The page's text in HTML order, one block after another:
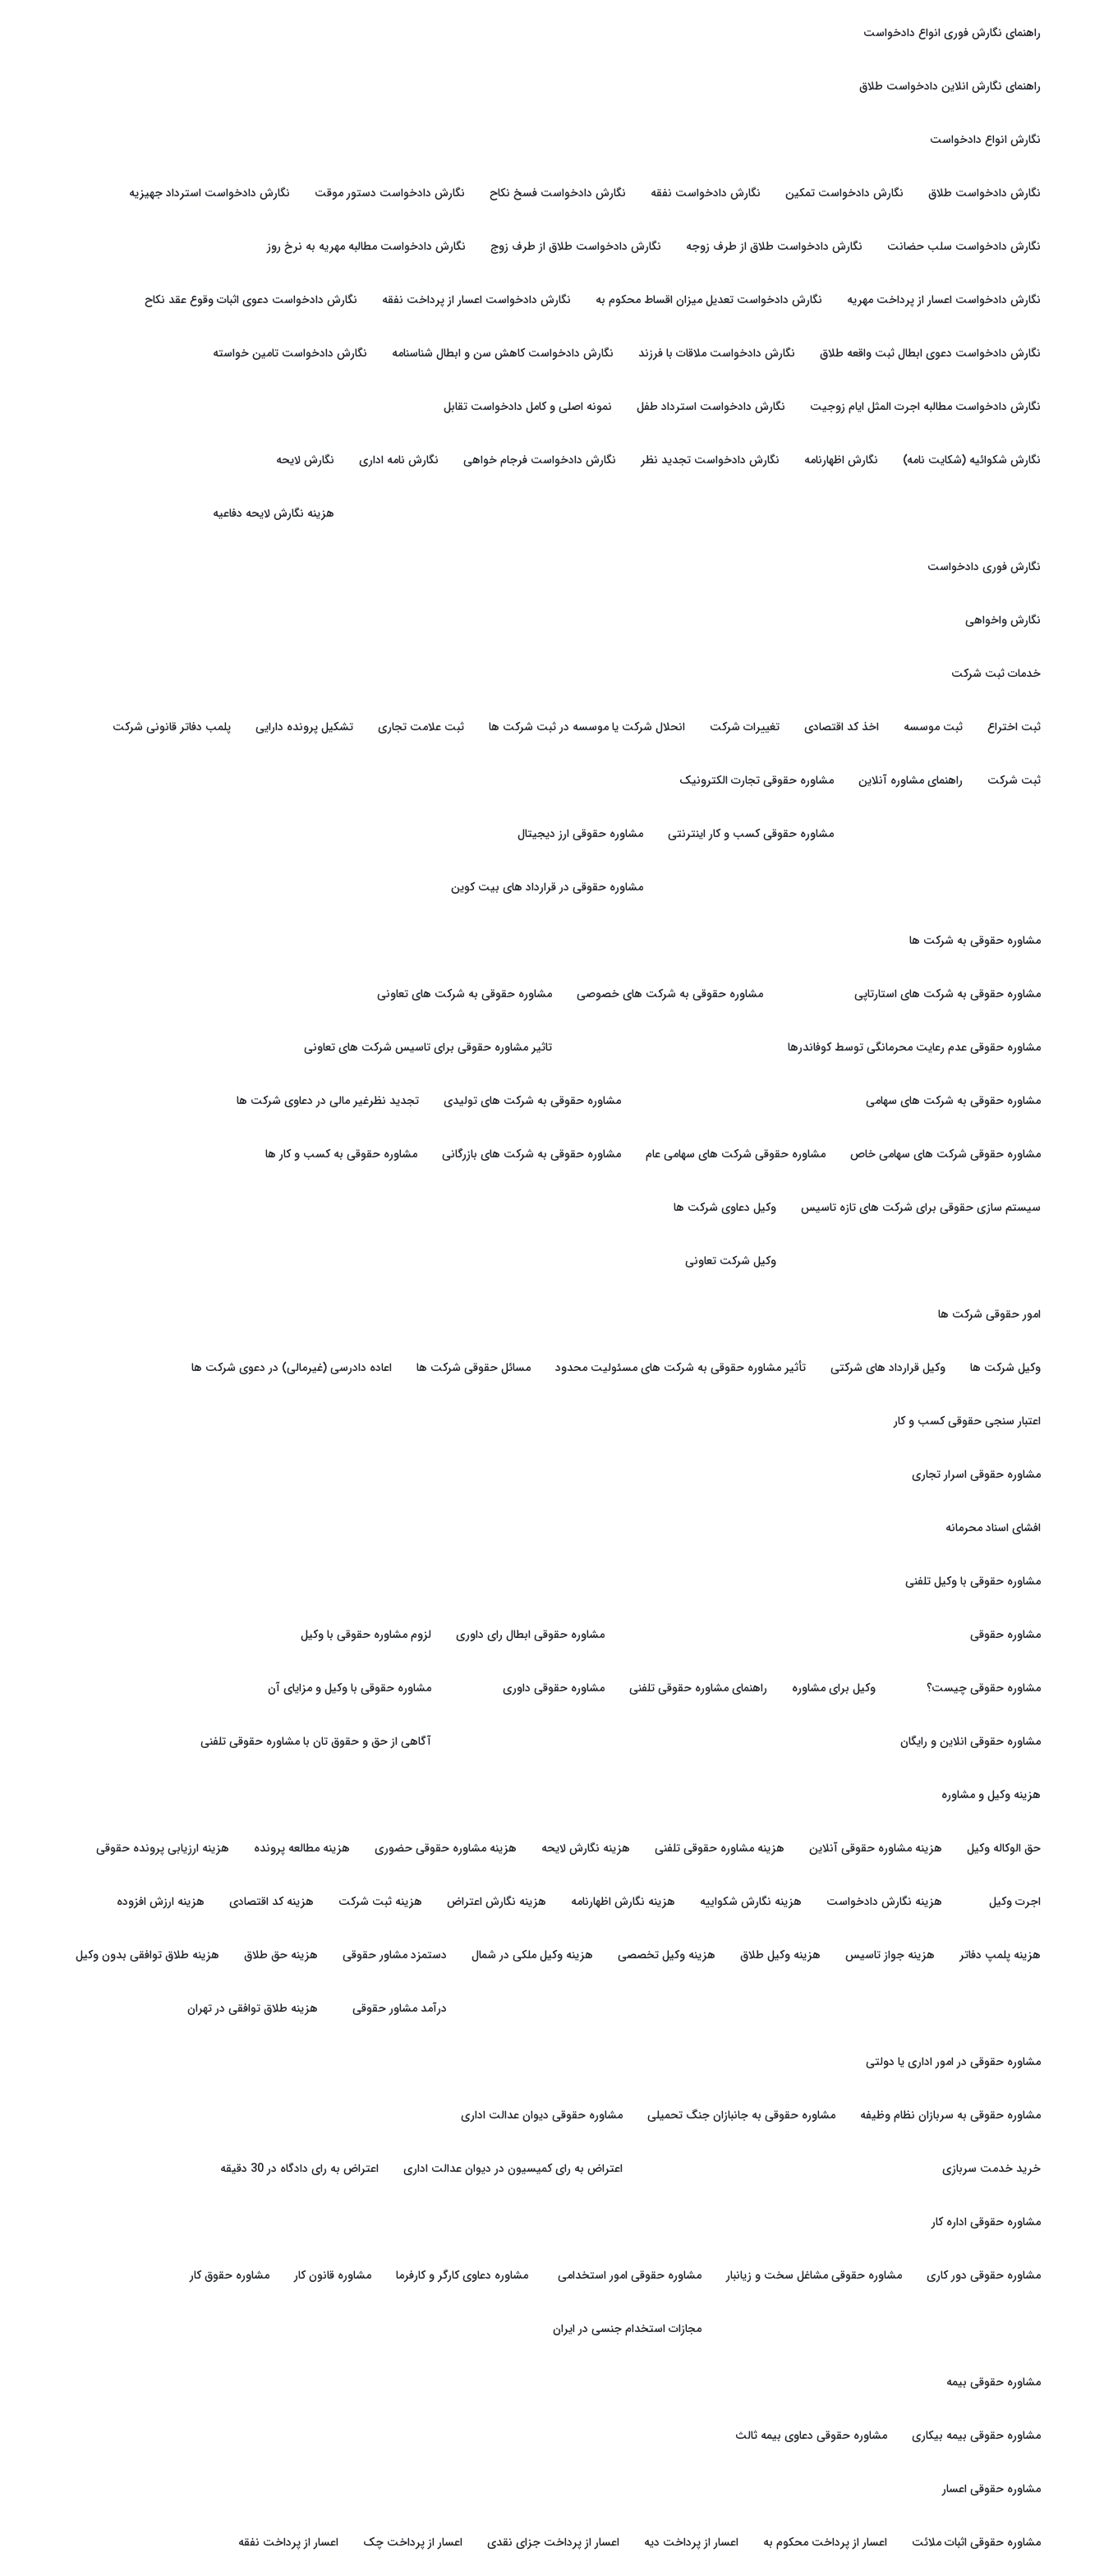
راهنمای نگارش فوری انواع دادخواست
راهنمای نگارش انلاین دادخواست طلاق
نگارش انواع دادخواست
نگارش دادخواست طلاق نگارش دادخواست تمکین نگارش دادخواست نفقه نگارش دادخواست فسخ نکاح نگارش دادخواست دستور موقت نگارش دادخواست استرداد جهیزیه
نگارش دادخواست سلب حضانت نگارش دادخواست طلاق از طرف زوجه نگارش دادخواست طلاق از طرف زوج نگارش دادخواست مطالبه مهریه به نرخ روز
نگارش دادخواست اعسار از پرداخت مهریه نگارش دادخواست تعدیل میزان اقساط محکوم به نگارش دادخواست اعسار از پرداخت نفقه نگارش دادخواست دعوی اثبات وقوع عقد نکاح
نگارش دادخواست دعوی ابطال ثبت واقعه طلاق نگارش دادخواست ملاقات با فرزند نگارش دادخواست کاهش سن و ابطال شناسنامه نگارش دادخواست تامین خواسته
نگارش دادخواست مطالبه اجرت المثل ایام زوجیت نگارش دادخواست استرداد طفل نمونه اصلی و کامل دادخواست تقابل
نگارش شکوائیه (شکایت نامه) نگارش اظهارنامه نگارش دادخواست تجدید نظر نگارش دادخواست فرجام خواهی نگارش نامه اداری نگارش لایحه
هزینه نگارش لایحه دفاعیه
نگارش فوری دادخواست
نگارش واخواهی
خدمات ثبت شرکت
ثبت اختراع
ثبت شرکت
ثبت موسسه اخذ کد اقتصادی تغییرات شرکت انحلال شرکت یا موسسه در ثبت شرکت ها ثبت علامت تجاری تشکیل پرونده دارایی پلمب دفاتر قانونی شرکت
راهنمای مشاوره آنلاین مشاوره حقوقی تجارت الکترونیک
مشاوره حقوقی کسب و کار اینترنتی مشاوره حقوقی ارز دیجیتال
مشاوره حقوقی در قرارداد های بیت کوین
مشاوره حقوقی به شرکت ها
مشاوره حقوقی به شرکت های استارتاپی
مشاوره حقوقی عدم رعایت محرمانگی توسط کوفاندرها
مشاوره حقوقی به شرکت های خصوصی مشاوره حقوقی به شرکت های تعاونی
تاثیر مشاوره حقوقی برای تاسیس شرکت های تعاونی
مشاوره حقوقی به شرکت های سهامی
مشاوره حقوقی شرکت های سهامی خاص مشاوره حقوقی شرکت های سهامی عام
مشاوره حقوقی به شرکت های تولیدی تجدید نظرغیر مالی در دعاوی شرکت ها
مشاوره حقوقی به شرکت های بازرگانی مشاوره حقوقی به کسب و کار ها
سیستم سازی حقوقی برای شرکت های تازه تاسیس وکیل دعاوی شرکت ها
وکیل شرکت تعاونی
امور حقوقی شرکت ها
وکیل شرکت ها وکیل قرارداد های شرکتی تأثیر مشاوره حقوقی به شرکت های مسئولیت محدود مسائل حقوقی شرکت ها اعاده دادرسی (غیرمالی) در دعوی شرکت ها
اعتبار سنجی حقوقی کسب و کار
مشاوره حقوقی اسرار تجاری
افشای اسناد محرمانه
مشاوره حقوقی با وکیل تلفنی
مشاوره حقوقی
مشاوره حقوقی چیست؟
مشاوره حقوقی انلاین و رایگان
وکیل برای مشاوره راهنمای مشاوره حقوقی تلفنی
مشاوره حقوقی ابطال رای داوری
مشاوره حقوقی داوری
لزوم مشاوره حقوقی با وکیل
مشاوره حقوقی با وکیل و مزایای آن
آگاهی از حق و حقوق تان با مشاوره حقوقی تلفنی
هزینه وکیل و مشاوره
حق الوکاله وکیل
اجرت وکیل
هزینه مشاوره حقوقی آنلاین هزینه مشاوره حقوقی تلفنی هزینه نگارش لایحه هزینه مشاوره حقوقی حضوری هزینه مطالعه پرونده هزینه ارزیابی پرونده حقوقی
هزینه نگارش دادخواست هزینه نگارش شکواییه هزینه نگارش اظهارنامه هزینه نگارش اعتراض هزینه ثبت شرکت هزینه کد اقتصادی هزینه ارزش افزوده
هزینه پلمپ دفاتر هزینه جواز تاسیس هزینه وکیل طلاق هزینه وکیل تخصصی هزینه وکیل ملکی در شمال دستمزد مشاور حقوقی
درآمد مشاور حقوقی
هزینه حق طلاق هزینه طلاق توافقی بدون وکیل
هزینه طلاق توافقی در تهران
مشاوره حقوقی در امور اداری یا دولتی
مشاوره حقوقی به سربازان نظام وظیفه
خرید خدمت سربازی
مشاوره حقوقی به جانبازان جنگ تحمیلی مشاوره حقوقی دیوان عدالت اداری
اعتراض به رای کمیسیون در دیوان عدالت اداری اعتراض به رای دادگاه در 30 دقیقه
مشاوره حقوقی اداره کار
مشاوره حقوقی دور کاری مشاوره حقوقی مشاغل سخت و زیانبار مشاوره حقوقی امور استخدامی
مجازات استخدام جنسی در ایران
مشاوره دعاوی کارگر و کارفرما مشاوره قانون کار مشاوره حقوق کار
مشاوره حقوقی بیمه
مشاوره حقوقی بیمه بیکاری مشاوره حقوقی دعاوی بیمه ثالث
مشاوره حقوقی اعسار
مشاوره حقوقی اثبات ملائت اعسار از پرداخت محکوم به اعسار از پرداخت دیه اعسار از پرداخت جزای نقدی اعسار از پرداخت چک اعسار از پرداخت نفقه